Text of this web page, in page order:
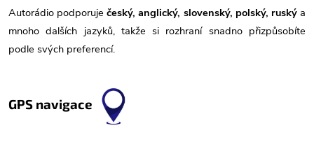
Autorádio podporuje český, anglický, slovenský, polský, ruský a
mnoho dalších jazyků, takže si rozhraní snadno přizpůsobíte
podle svých preferencí.
GPS navigace